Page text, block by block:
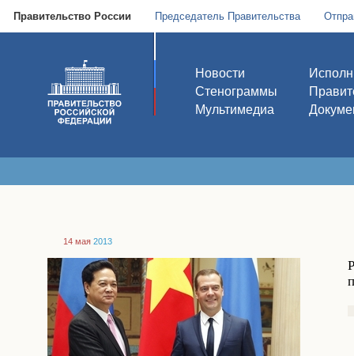
Правительство России Председатель Правительства
Новости
Стенограммы
Мультимедиа
14 мая 2013